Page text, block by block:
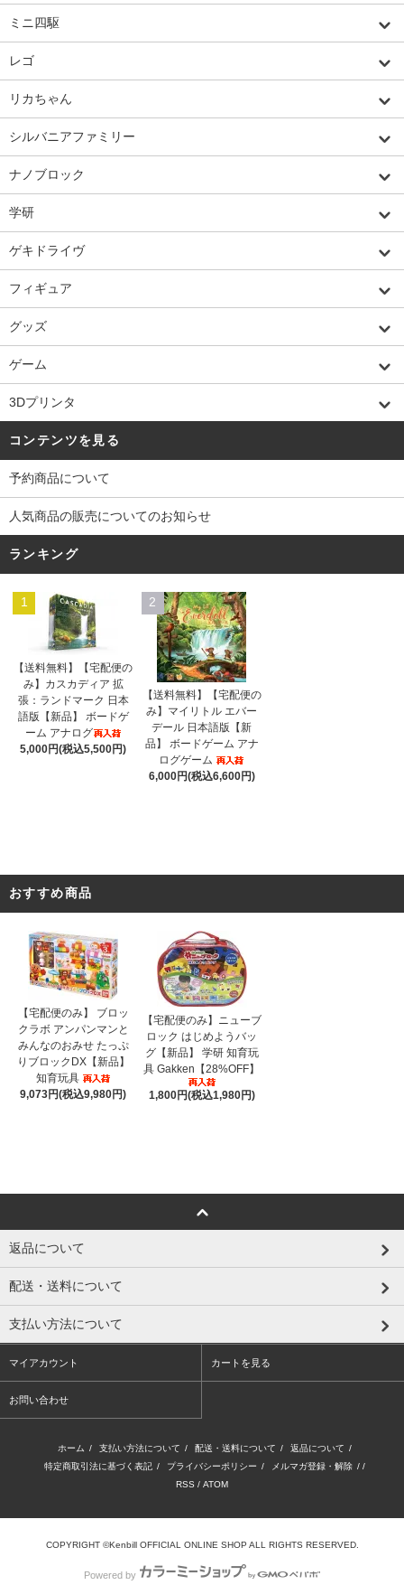
ミニ四駆
レゴ
リカちゃん
シルバニアファミリー
ナノブロック
学研
ゲキドライヴ
フィギュア
グッズ
ゲーム
3Dプリンタ
コンテンツを見る
予約商品について
人気商品の販売についてのお知らせ
ランキング
1
【送料無料】【宅配便の
み】カスカディア 拡
張：ランドマーク 日本
語版【新品】 ボードゲ
ーム アナログ
5,000円(税込5,500円)
2
【送料無料】【宅配便の
み】マイリトル エバー
デール 日本語版【新
品】 ボードゲーム アナ
ログゲーム
6,000円(税込6,600円)
おすすめ商品
【宅配便のみ】 ブロッ
クラボ アンパンマンと
みんなのおみせ たっぷ
りブロックDX【新品】
知育玩具
9,073円(税込9,980円)
【宅配便のみ】ニューブ
ロック はじめようバッ
グ【新品】 学研 知育玩
具 Gakken【28%OFF】
1,800円(税込1,980円)
返品について
配送・送料について
支払い方法について
マイアカウント カートを見る
お問い合わせ
ホーム / 支払い方法について / 配送・送料について / 返品について /
特定商取引法に基づく表記 / プライバシーポリシー / メルマガ登録・解除 / /
RSS / ATOM
COPYRIGHT ©Kenbill OFFICIAL ONLINE SHOP ALL RIGHTS RESERVED.
Powered by